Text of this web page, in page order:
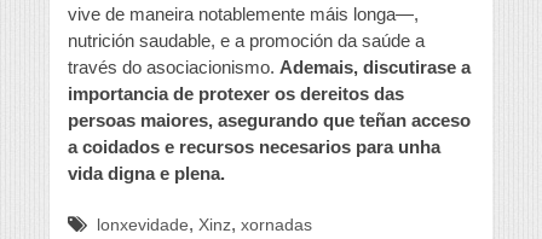
vive de maneira notablemente máis longa—,
nutrición saudable, e a promoción da saúde a
través do asociacionismo. Ademais, discutirase a
importancia de protexer os dereitos das
persoas maiores, asegurando que teñan acceso
a coidados e recursos necesarios para unha
vida digna e plena.
lonxevidade, Xinz, xornadas